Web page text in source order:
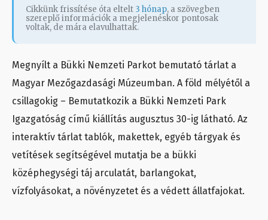
Cikkünk frissítése óta eltelt 3 hónap, a szövegben
szereplő információk a megjelenéskor pontosak
voltak, de mára elavulhattak.
Megnyílt a Bükki Nemzeti Parkot bemutató tárlat a
Magyar Mezőgazdasági Múzeumban. A föld mélyétől a
csillagokig – Bemutatkozik a Bükki Nemzeti Park
Igazgatóság című kiállítás augusztus 30-ig látható. Az
interaktív tárlat tablók, makettek, egyéb tárgyak és
vetítések segítségével mutatja be a bükki
középhegységi táj arculatát, barlangokat,
vízfolyásokat, a növényzetet és a védett állatfajokat.